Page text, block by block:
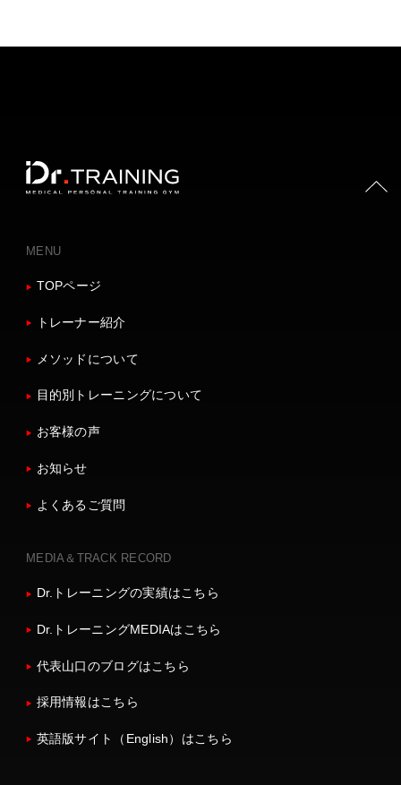
MENU
TOPページ
トレーナー紹介
メソッドについて
目的別トレーニングについて
お客様の声
お知らせ
よくあるご質問
MEDIA＆TRACK RECORD
Dr.トレーニングの実績はこちら
Dr.トレーニングMEDIAはこちら
代表山口のブログはこちら
採用情報はこちら
英語版サイト（English）はこちら